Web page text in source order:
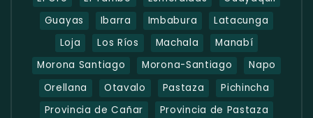
Guayas
Ibarra Imbabura
Latacunga
Loja
Los Ríos Machala
Manabí
Morona Santiago
Morona-Santiago
Napo
Orellana
Otavalo Pastaza
Pichincha
Provincia de Cañar
Provincia de Pastaza